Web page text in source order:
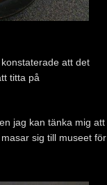
att det
titta på
jag kan tänka mig att
sig till museet för